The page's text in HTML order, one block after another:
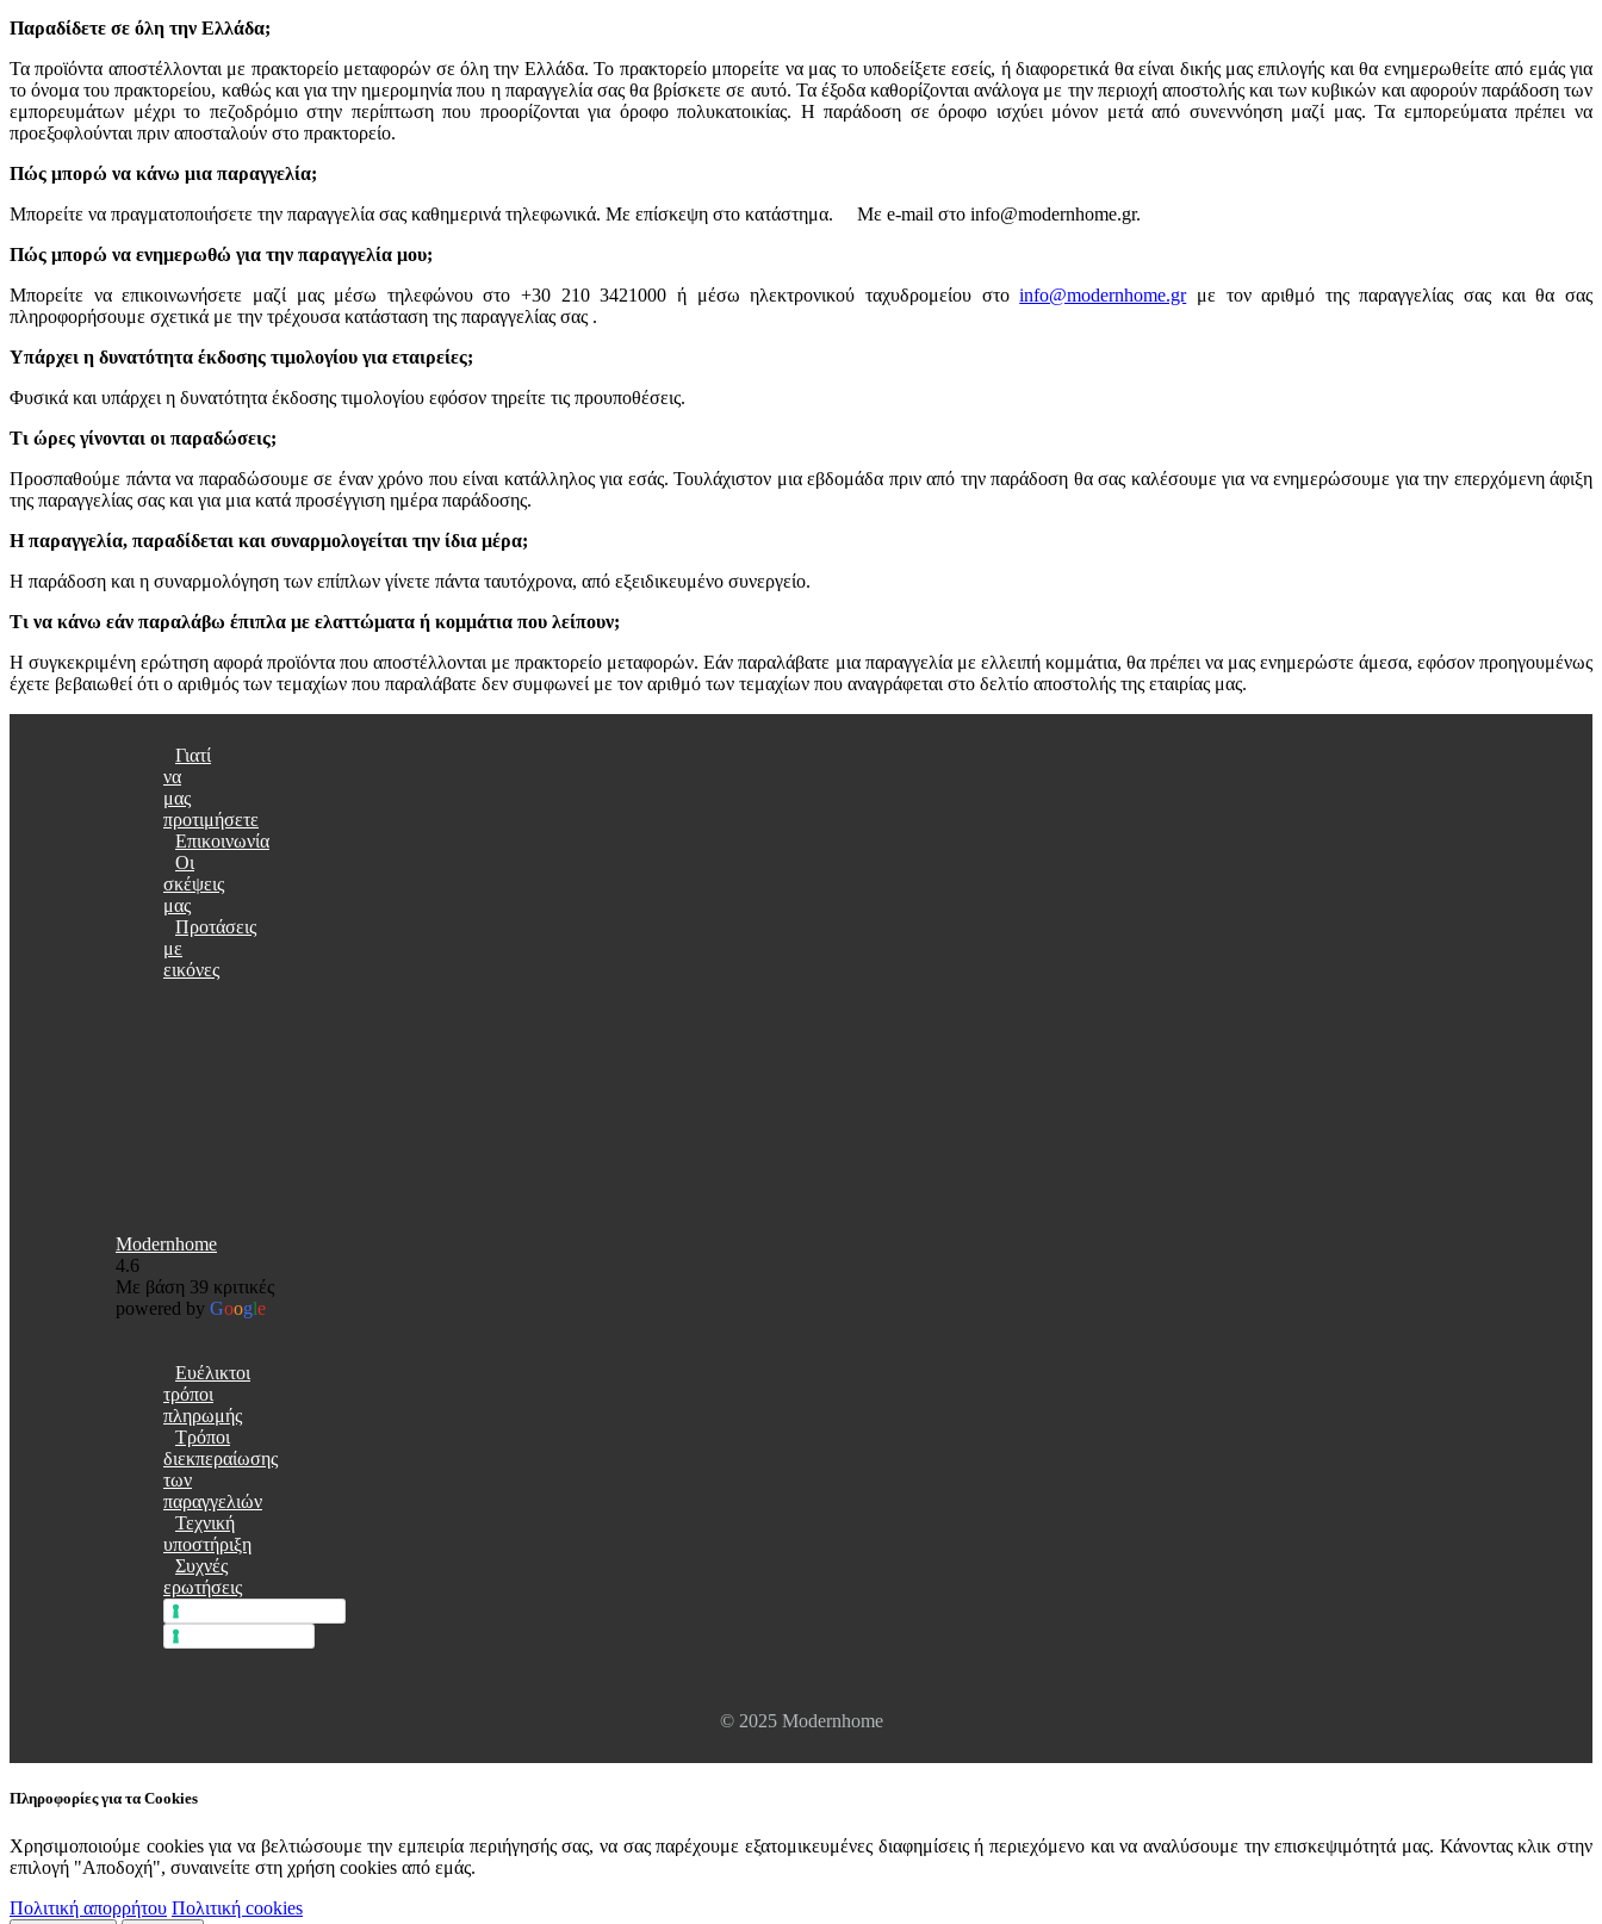
Παραδίδετε σε όλη την Ελλάδα;
Τα προϊόντα αποστέλλονται με πρακτορείο μεταφορών σε όλη την Ελλάδα. Το πρακτορείο μπορείτε να μας το υποδείξετε εσείς, ή διαφορετικά θα είναι δικής μας επιλογής και θα ενημερωθείτε από εμάς για
το όνομα του πρακτορείου, καθώς και για την ημερομηνία που η παραγγελία σας θα βρίσκετε σε αυτό. Τα έξοδα καθορίζονται ανάλογα με την περιοχή αποστολής και των κυβικών και αφορούν παράδοση των
εμπορευμάτων μέχρι το πεζοδρόμιο στην περίπτωση που προορίζονται για όροφο πολυκατοικίας. Η παράδοση σε όροφο ισχύει μόνον μετά από συνεννόηση μαζί μας. Τα εμπορεύματα πρέπει να
προεξοφλούνται πριν αποσταλούν στο πρακτορείο.
Πώς μπορώ να κάνω μια παραγγελία;
Μπορείτε να πραγματοποιήσετε την παραγγελία σας καθημερινά τηλεφωνικά. Με επίσκεψη στο κατάστημα. Με e-mail στο info@modernhome.gr.
Πώς μπορώ να ενημερωθώ για την παραγγελία μου;
Μπορείτε να επικοινωνήσετε μαζί μας μέσω τηλεφώνου στο +30 210 3421000 ή μέσω ηλεκτρονικού ταχυδρομείου στοinfo@modernhome.grμε τον αριθμό της παραγγελίας σας και θα σας
πληροφορήσουμε σχετικά με την τρέχουσα κατάσταση της παραγγελίας σας .
Υπάρχει η δυνατότητα έκδοσης τιμολογίου για εταιρείες;
Φυσικά και υπάρχει η δυνατότητα έκδοσης τιμολογίου εφόσον τηρείτε τις προυποθέσεις.
Τι ώρες γίνονται οι παραδώσεις;
Προσπαθούμε πάντα να παραδώσουμε σε έναν χρόνο που είναι κατάλληλος για εσάς. Τουλάχιστον μια εβδομάδα πριν από την παράδοση θα σας καλέσουμε για να ενημερώσουμε για την επερχόμενη άφιξη
της παραγγελίας σας και για μια κατά προσέγγιση ημέρα παράδοσης.
Η παραγγελία, παραδίδεται και συναρμολογείται την ίδια μέρα;
Η παράδοση και η συναρμολόγηση των επίπλων γίνετε πάντα ταυτόχρονα, από εξειδικευμένο συνεργείο.
Τι να κάνω εάν παραλάβω έπιπλα με ελαττώματα ή κομμάτια που λείπουν;
Η συγκεκριμένη ερώτηση αφορά προϊόντα που αποστέλλονται με πρακτορείο μεταφορών. Εάν παραλάβατε μια παραγγελία με ελλειπή κομμάτια, θα πρέπει να μας ενημερώστε άμεσα, εφόσον προηγουμένως
έχετε βεβαιωθεί ότι ο αριθμός των τεμαχίων που παραλάβατε δεν συμφωνεί με τον αριθμό των τεμαχίων που αναγράφεται στο δελτίο αποστολής της εταιρίας μας.
Γιατί
να
μας
προτιμήσετε
Επικοινωνία
Οι
σκέψεις
μας
Προτάσεις
με
εικόνες
Modernhome
4.6
Με βάση 39 κριτικές
powered by Google
Ευέλικτοι
τρόποι
πληρωμής
Τρόποι
διεκπεραίωσης
των
παραγγελιών
Τεχνική
υποστήριξη
Συχνές
ερωτήσεις
© 2025 Modernhome
Πληροφορίες για τα Cookies
Χρησιμοποιούμε cookies για να βελτιώσουμε την εμπειρία περιήγησής σας, να σας παρέχουμε εξατομικευμένες διαφημίσεις ή περιεχόμενο και να αναλύσουμε την επισκεψιμότητά μας. Κάνοντας κλικ στην
επιλογή "Αποδοχή", συναινείτε στη χρήση cookies από εμάς.
Πολιτική απορρήτου Πολιτική cookies